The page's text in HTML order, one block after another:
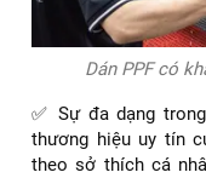
Dán PPF có
✅ Sự đa dạng
thương hiệu uy tín
theo sở thích cá